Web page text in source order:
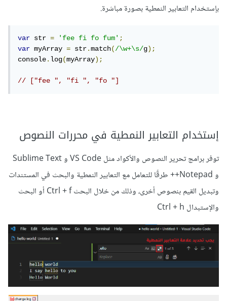
بإستخدام التعابير النمطية بصورة مباشرة.
var str = 'fee fi fo fum';
var myArray = str.match(/\w+\s/g);
console.log(myArray);
// ["fee ", "fi ", "fo "]
إستخدام التعابير النمطية في محررات النصوص
توفر برامج تحرير النصوص والأكواد مثل VS Code و Sublime Text
و Notepad++ طرقًا للتعامل مع التعابير النمطية والبحث في المستندات
وتبديل القيم بنصوص أخرى، وذلك من خلال البحث Ctrl + f أو البحث
والإستبدال Ctrl + h